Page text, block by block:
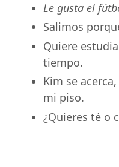
Le gusta el
Salimos
Quiere
tiempo.
Kim se
mi piso.
¿Quieres té o